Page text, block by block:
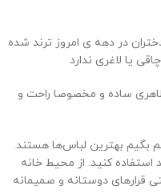
در دهه ی امروز ترند شده
یا لاغری ندارد
ساده و مخصوصا راحت و
بگیم بهترین لباس‌ها هستند.
کنید. از محیط خانه
قرارهای دوستانه و صمیمانه